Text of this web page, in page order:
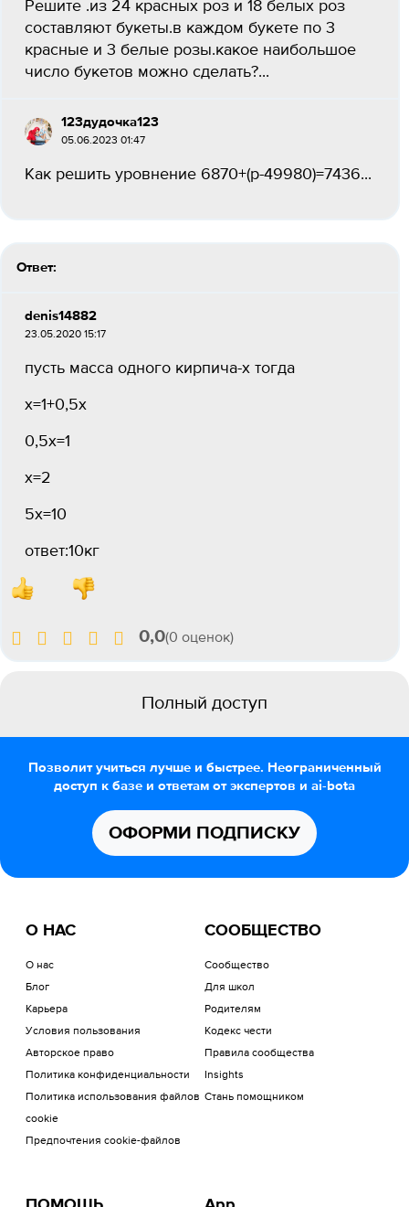
Решите .из 24 красных роз и 18 белых роз
составляют букеты.в каждом букете по 3
красные и 3 белые розы.какое наибольшое
число букетов можно сделать?...
123дудочка123
05.06.2023 01:47
Как решить уровнение 6870+(p-49980)=7436...
Ответ:
denis14882
23.05.2020 15:17
пусть масса одного кирпича-х тогда
x=1+0,5x
0,5x=1
x=2
5x=10
ответ:10кг
0,0(0 оценок)
Полный доступ
Позволит учиться лучше и быстрее. Неограниченный
доступ к базе и ответам от экспертов и ai-bota
ОФОРМИ ПОДПИСКУ
О НАС
О нас
Блог
Карьера
Условия пользования
Авторское право
Политика конфиденциальности
Политика использования файлов
cookie
Предпочтения cookie-файлов
СООБЩЕСТВО
Сообщество
Для школ
Родителям
Кодекс чести
Правила сообщества
Insights
Стань помощником